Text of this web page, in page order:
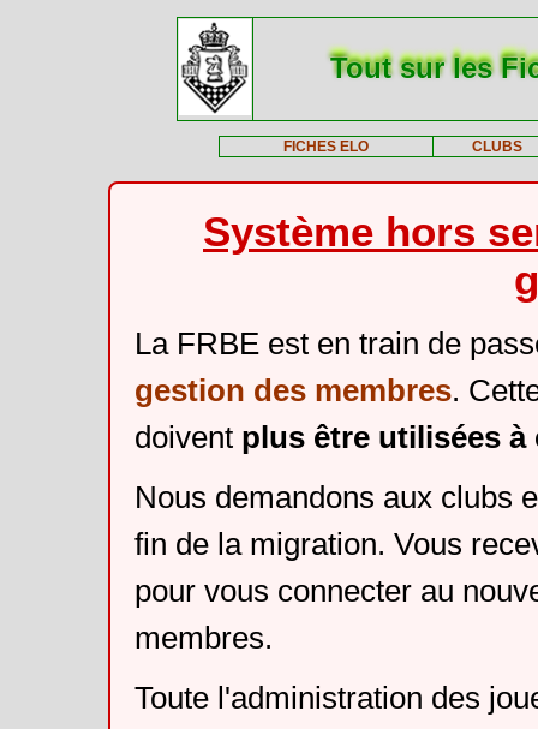
Tout sur les
FICHES ELO CLUBS
Système hors
La FRBE est en train de
gestion des membres.
doivent plus être utilisées
Nous demandons aux clubs
fin de la migration. Vous
pour vous connecter au
membres.
Toute l'administration des